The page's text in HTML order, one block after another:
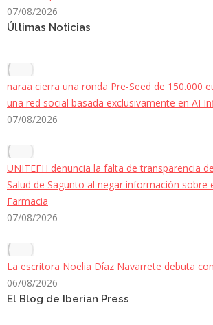
07/08/2026
Últimas Noticias
naraa cierra una ronda Pre-Seed de 150.000
una red social basada exclusivamente en AI
07/08/2026
UNITEFH denuncia la falta de transparencia
Salud de Sagunto al negar información sobre
Farmacia
07/08/2026
La escritora Noelia Díaz Navarrete debuta
06/08/2026
El Blog de Iberian Press